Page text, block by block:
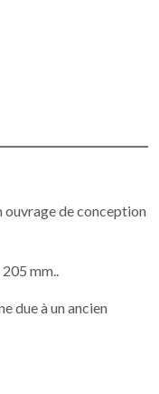
ouvrage de conception
mm..
due à un ancien